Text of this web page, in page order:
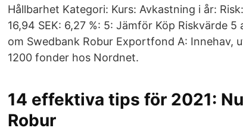
Hållbarhet Kategori: Kurs: Avkastning i år:
16,94 SEK: 6,27 %: 5: Jämför Köp Riskvärde
om Swedbank Robur Exportfond A: Innehav,
1200 fonder hos Nordnet.
14 effektiva tips för 2021:
Robur